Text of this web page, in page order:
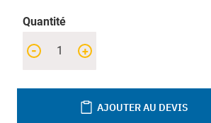
Quantité
+
-
AJOUTER AU DEVIS